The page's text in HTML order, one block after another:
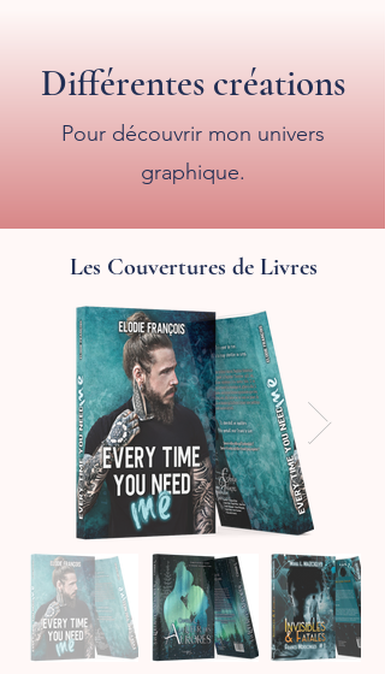
Différentes créations
Pour découvrir mon univers
graphique.
Les Couvertures de Livres